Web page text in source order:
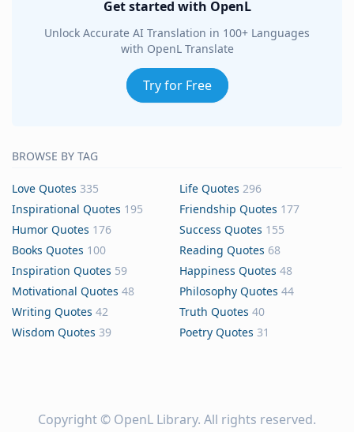
Get started with OpenL
Unlock Accurate AI Translation in 100+ Languages
with OpenL Translate
Try for Free
BROWSE BY TAG
Love Quotes 335 Life Quotes 296
Inspirational Quotes 195 Friendship Quotes 177
Humor Quotes 176 Success Quotes 155
Books Quotes 100 Reading Quotes 68
Inspiration Quotes 59 Happiness Quotes 48
Motivational Quotes 48 Philosophy Quotes 44
Writing Quotes 42 Truth Quotes 40
Wisdom Quotes 39 Poetry Quotes 31
Copyright © OpenL Library. All rights reserved.